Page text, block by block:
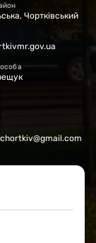
Чортківський